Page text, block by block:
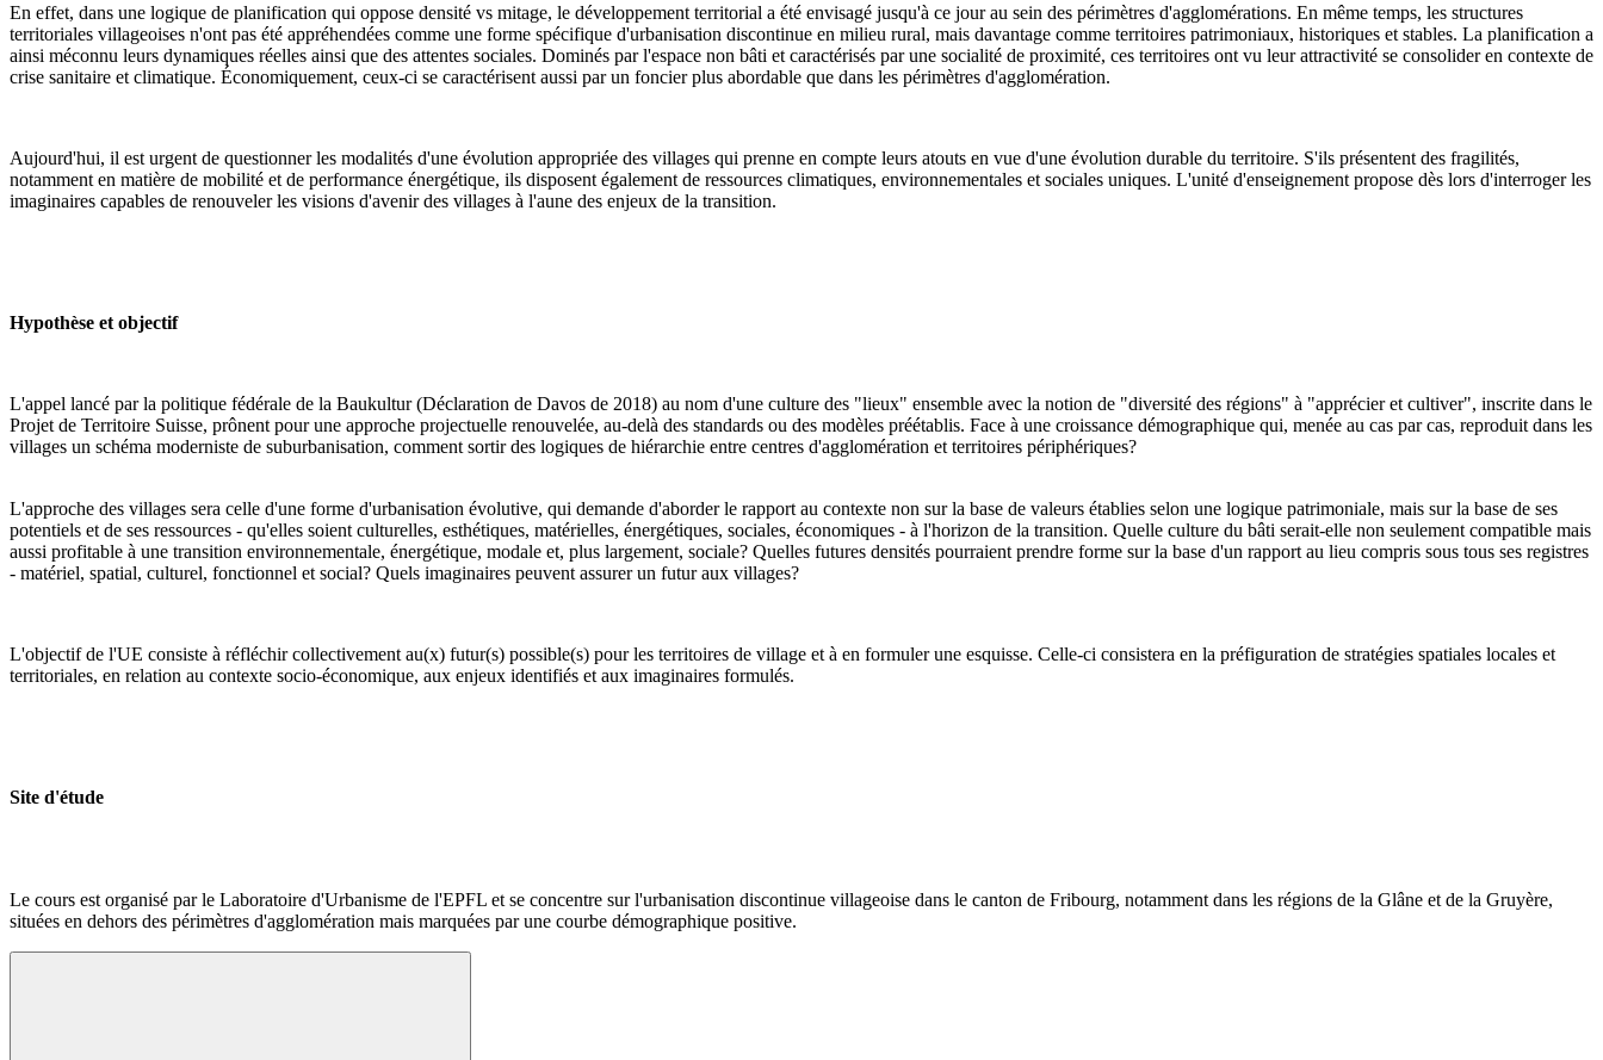
En effet, dans une logique de planification qui oppose densité vs mitage, le développement territorial a été envisagé jusqu'à ce jour au sein des périmètres d'agglomérations. En même temps, les structures
territoriales villageoises n'ont pas été appréhendées comme une forme spécifique d'urbanisation discontinue en milieu rural, mais davantage comme territoires patrimoniaux, historiques et stables. La planification a
ainsi méconnu leurs dynamiques réelles ainsi que des attentes sociales. Dominés par l'espace non bâti et caractérisés par une socialité de proximité, ces territoires ont vu leur attractivité se consolider en contexte de
crise sanitaire et climatique. Économiquement, ceux-ci se caractérisent aussi par un foncier plus abordable que dans les périmètres d'agglomération.
Aujourd'hui, il est urgent de questionner les modalités d'une évolution appropriée des villages qui prenne en compte leurs atouts en vue d'une évolution durable du territoire. S'ils présentent des fragilités,
notamment en matière de mobilité et de performance énergétique, ils disposent également de ressources climatiques, environnementales et sociales uniques. L'unité d'enseignement propose dès lors d'interroger les
imaginaires capables de renouveler les visions d'avenir des villages à l'aune des enjeux de la transition.
Hypothèse et objectif
L'appel lancé par la politique fédérale de la Baukultur (Déclaration de Davos de 2018) au nom d'une culture des "lieux" ensemble avec la notion de "diversité des régions" à "apprécier et cultiver", inscrite dans le
Projet de Territoire Suisse, prônent pour une approche projectuelle renouvelée, au-delà des standards ou des modèles préétablis. Face à une croissance démographique qui, menée au cas par cas, reproduit dans les
villages un schéma moderniste de suburbanisation, comment sortir des logiques de hiérarchie entre centres d'agglomération et territoires périphériques?
L'approche des villages sera celle d'une forme d'urbanisation évolutive, qui demande d'aborder le rapport au contexte non sur la base de valeurs établies selon une logique patrimoniale, mais sur la base de ses
potentiels et de ses ressources - qu'elles soient culturelles, esthétiques, matérielles, énergétiques, sociales, économiques - à l'horizon de la transition. Quelle culture du bâti serait-elle non seulement compatible mais
aussi profitable à une transition environnementale, énergétique, modale et, plus largement, sociale? Quelles futures densités pourraient prendre forme sur la base d'un rapport au lieu compris sous tous ses registres
- matériel, spatial, culturel, fonctionnel et social? Quels imaginaires peuvent assurer un futur aux villages?
L'objectif de l'UE consiste à réfléchir collectivement au(x) futur(s) possible(s) pour les territoires de village et à en formuler une esquisse. Celle-ci consistera en la préfiguration de stratégies spatiales locales et
territoriales, en relation au contexte socio-économique, aux enjeux identifiés et aux imaginaires formulés.
Site d'étude
Le cours est organisé par le Laboratoire d'Urbanisme de l'EPFL et se concentre sur l'urbanisation discontinue villageoise dans le canton de Fribourg, notamment dans les régions de la Glâne et de la Gruyère,
situées en dehors des périmètres d'agglomération mais marquées par une courbe démographique positive.